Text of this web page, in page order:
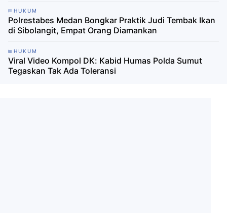
HUKUM
Polrestabes Medan Bongkar Praktik Judi Tembak Ikan
di Sibolangit, Empat Orang Diamankan
HUKUM
Viral Video Kompol DK: Kabid Humas Polda Sumut
Tegaskan Tak Ada Toleransi